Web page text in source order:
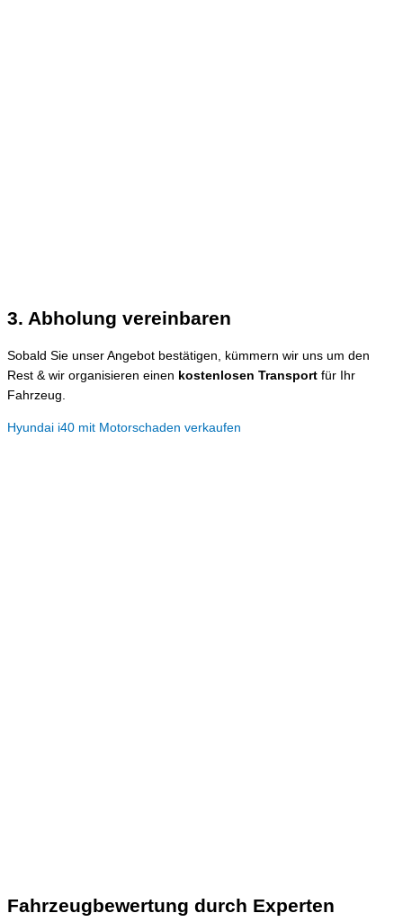
3. Abholung vereinbaren
Sobald Sie unser Angebot bestätigen, kümmern wir uns um den
Rest & wir organisieren einen kostenlosen Transport für Ihr
Fahrzeug.
Hyundai i40 mit Motorschaden verkaufen
Fahrzeugbewertung durch Experten